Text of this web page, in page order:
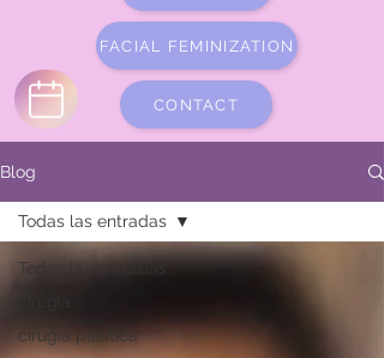
FACIAL FEMINIZATION
CONTACT
Blog
Todas las entradas
cirugía plástica
Todas las entradas